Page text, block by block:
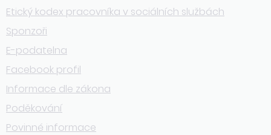
Etický kodex pracovníka v sociálních službách
Sponzoři
E-podatelna
Facebook profil
Informace dle zákona
Poděkování
Povinné informace